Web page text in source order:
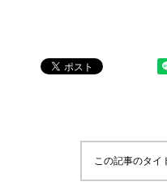
この記事のタイ